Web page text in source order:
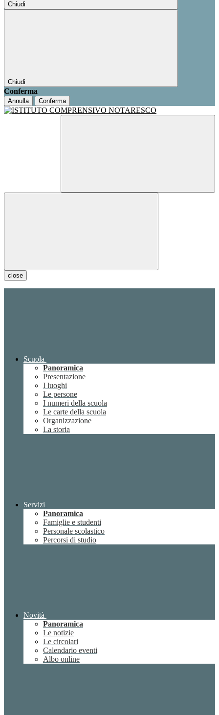
Chiudi
Chiudi
Conferma
Annulla Conferma
close
Scuola
Panoramica
Presentazione
I luoghi
Le persone
I numeri della scuola
Le carte della scuola
Organizzazione
La storia
Servizi
Panoramica
Famiglie e studenti
Personale scolastico
Percorsi di studio
Novità
Panoramica
Le notizie
Le circolari
Calendario eventi
Albo online